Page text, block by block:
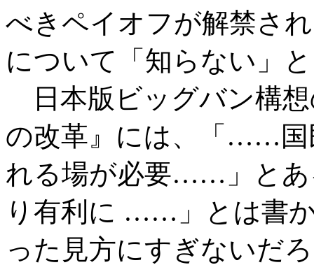
べきペイオフが解禁さ
について「知らない」
日本版ビッグバン構
の改革』には、「……国
れる場が必要……」と
り有利に ……」とは書
った見方にすぎないだ